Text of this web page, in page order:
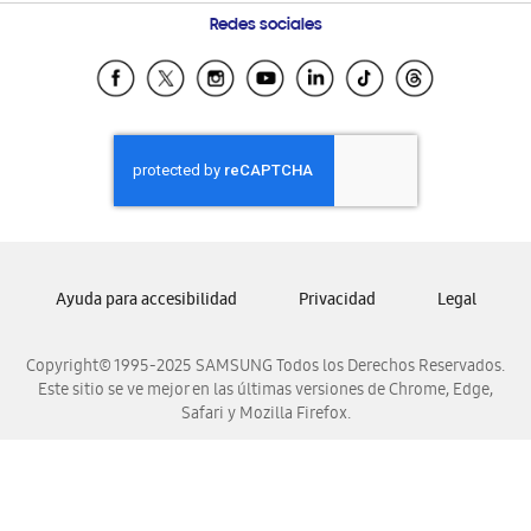
Condiciones de Compra
Programa de Beneficios Corporativos
Compra y Prueba
Preguntas Frecuentes
Samsung Costa Rica
Samsung Ecuador
Samsung El Salvador
Samsung Guatemala
Samsung Honduras
Samsung Nicaragua
Samsung Venezuela
Redes sociales
Copyright© 1995-2025 SAMSUNG Todos los Derechos Reservados.
Este sitio se ve mejor en las últimas versiones de Chrome, Edge,
Safari y Mozilla Firefox.
Ayuda para accesibilidad Privacidad Legal